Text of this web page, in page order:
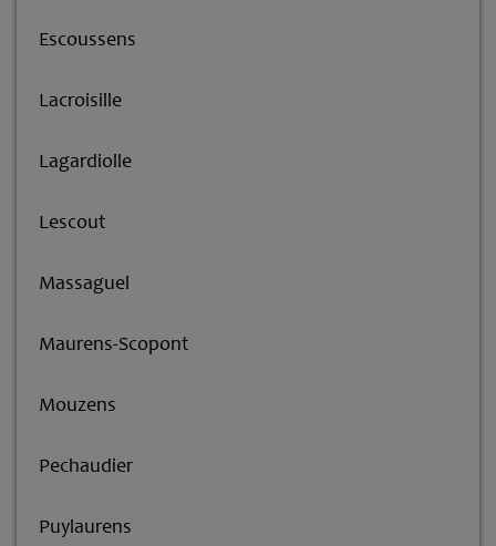
Escoussens
Lacroisille
Lagardiolle
Lescout
Massaguel
Maurens-Scopont
Mouzens
Pechaudier
Puylaurens